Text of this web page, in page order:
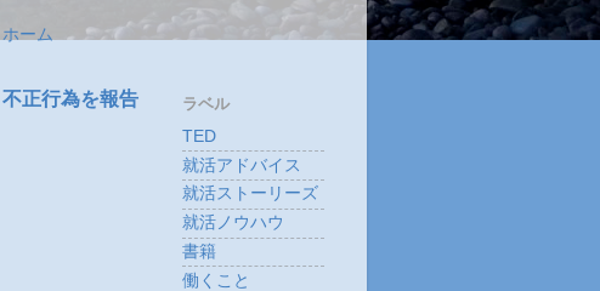
ホーム
不正行為を報告
ラベル
TED
就活アドバイス
就活ストーリーズ
就活ノウハウ
書籍
働くこと